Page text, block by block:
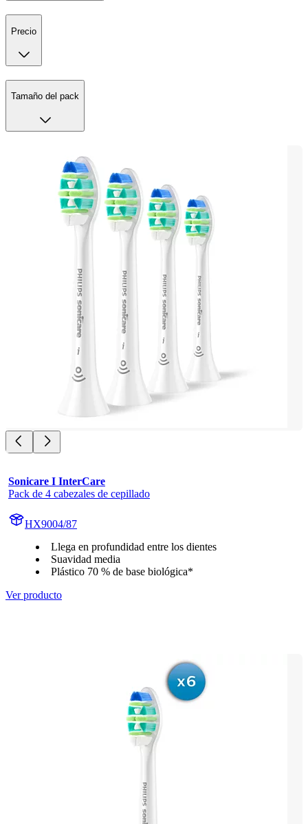
Precio
Tamaño del pack
Sonicare I InterCare
Pack de 4 cabezales de cepillado
HX9004/87
Llega en profundidad entre los dientes
Suavidad media
Plástico 70 % de base biológica*
Ver producto